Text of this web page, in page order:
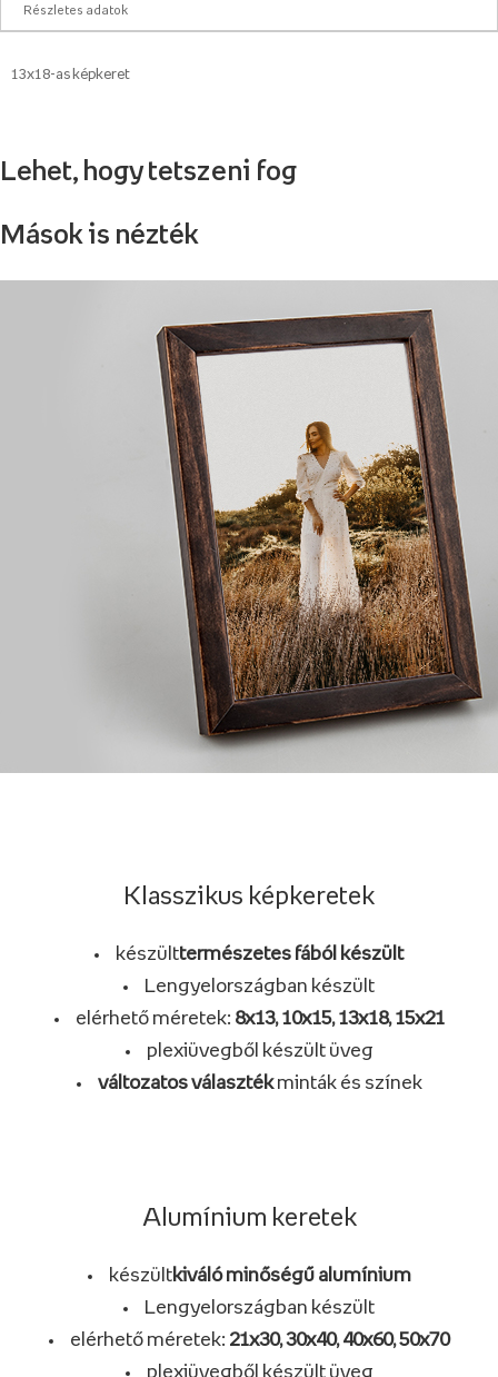
Részletes adatok
13x18-as képkeret
Lehet, hogy tetszeni fog
Mások is nézték
Klasszikus képkeretek
készülttermészetes fából készült
Lengyelországban készült
elérhető méretek: 8x13, 10x15, 13x18, 15x21
plexiüvegből készült üveg
változatos választékminták és színek
Alumínium keretek
készültkiváló minőségű alumínium
Lengyelországban készült
elérhető méretek: 21x30, 30x40, 40x60, 50x70
plexiüvegből készült üveg